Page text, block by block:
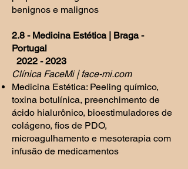
benignos e malignos
2.8 - Medicina Estética | Braga -
Portugal
2022 - 2023
Clínica FaceMi | face-mi.com
Medicina Estética: Peeling químico,
toxina botulínica, preenchimento de
ácido hialurônico, bioestimuladores de
colágeno, fios de PDO,
microagulhamento e mesoterapia com
infusão de medicamentos